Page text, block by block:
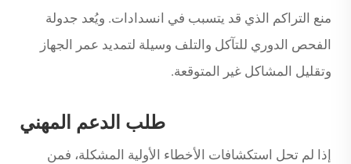
منع التراكم الذي قد يتسبب في انسدادات. ويُعد جدولة
الفحص الدوري للتآكل والتلف وسيلة لتمديد عمر الجهاز
وتقليل المشاكل غير المتوقعة.
طلب الدعم المهني
إذا لم تحل استكشافات الأخطاء الأولية المشكلة، فمن